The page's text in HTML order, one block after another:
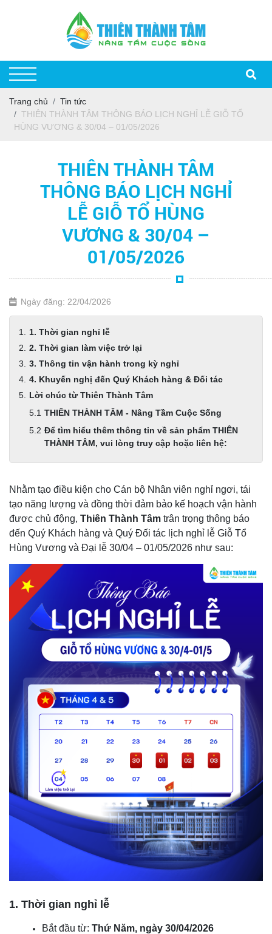
Trang chủ
Tin tức
THIÊN THÀNH TÂM THÔNG BÁO LỊCH NGHỈ LỄ GIỖ TỔ
HÙNG VƯƠNG & 30/04 – 01/05/2026
THIÊN THÀNH TÂM
THÔNG BÁO LỊCH NGHỈ
LỄ GIỖ TỔ HÙNG
VƯƠNG & 30/04 –
01/05/2026
Ngày đăng: 22/04/2026
1. Thời gian nghỉ lễ
2. Thời gian làm việc trở lại
3. Thông tin vận hành trong kỳ nghỉ
4. Khuyến nghị đến Quý Khách hàng & Đối tác
Lời chúc từ Thiên Thành Tâm
THIÊN THÀNH TÂM - Nâng Tầm Cuộc Sống
Để tìm hiểu thêm thông tin về sản phẩm THIÊN
THÀNH TÂM, vui lòng truy cập hoặc liên hệ:
Nhằm tạo điều kiện cho Cán bộ Nhân viên nghỉ ngơi, tái
tạo năng lượng và đồng thời đảm bảo kế hoạch vận hành
được chủ động, Thiên Thành Tâm trân trọng thông báo
đến Quý Khách hàng và Quý Đối tác lịch nghỉ lễ Giỗ Tổ
Hùng Vương và Đại lễ 30/04 – 01/05/2026 như sau:
1. Thời gian nghỉ lễ
Bắt đầu từ: Thứ Năm, ngày 30/04/2026